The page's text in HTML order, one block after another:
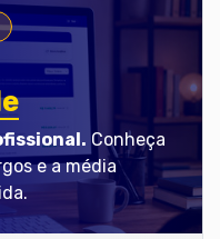
Conheça
e a média